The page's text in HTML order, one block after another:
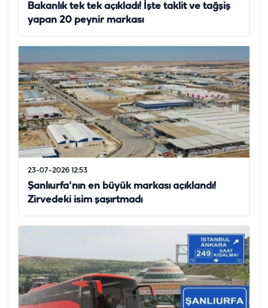
Bakanlık tek tek açıkladı! İşte taklit ve tağşiş
yapan 20 peynir markası
23-07-2026 12:53
Şanlıurfa'nın en büyük markası açıklandı!
Zirvedeki isim şaşırtmadı